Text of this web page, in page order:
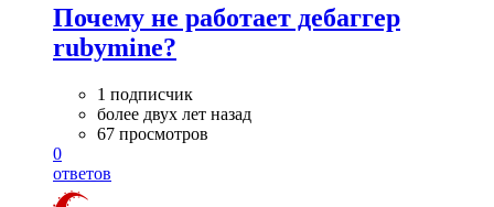
Почему не работает дебаггер
rubymine?
1 подписчик
более двух лет назад
67 просмотров
0
ответов